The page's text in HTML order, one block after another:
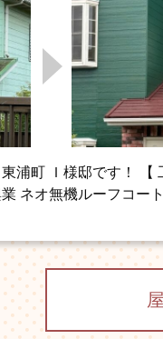
浦町 Ｉ様邸です！ 【
ネオ無機ルーフコー